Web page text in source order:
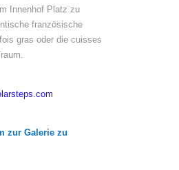
Innenhof Platz zu
französische
gras oder die cuisses
zur Galerie zu